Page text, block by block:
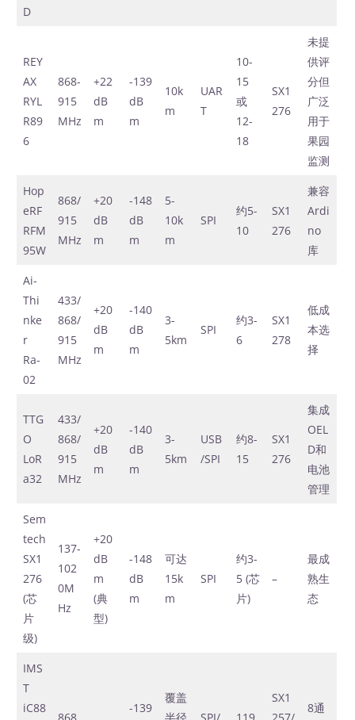
D
REY
AX
RYL
R89
6
868-
915
MHz
+22
dB
m
-139
dB
m
10k
m
UAR
T
10-
15
或
12-
18
SX1
276
未提
供评
分但
广泛
用于
果园
监测
Hop
eRF
RFM
95W
868/
915
MHz
+20
dB
m
-148
dB
m
5-
10k
m
SPI
约5-
10
SX1
276
兼容
Ardi
no
库
Ai-
Thi
nke
r
Ra-
02
433/
868/
915
MHz
+20
dB
m
-140
dB
m
3-
5km
SPI
约3-
6
SX1
278
低成
本选
择
TTG
O
LoR
a32
433/
868/
915
MHz
+20
dB
m
-140
dB
m
3-
5km
USB
/SPI
约8-
15
SX1
276
集成
OEL
D和
电池
管理
Sem
tech
SX1
276
(芯
片
级)
137-
102
0M
Hz
+20
dB
m
(典
型)
-148
dB
m
可达
15k
m
SPI
约3-
5 (芯
片)
–
最成
熟生
态
IMS
T
iC88
868
-139
覆盖
半径
SPI/ 119
SX1
257/
8通